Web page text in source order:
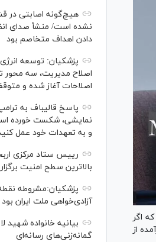
اگر
از
هیچ‌گونه اصابتی در
نشده است/ منشأ صدای
دادن اهداف متخاصم بود
پزشکیان: توسعه
اصلاح مدیریت، سه محور
اصلاحات آغاز شده و
پاسخ قالیباف به
نمایشی، شکست خورده
و به تعهدات خود عمل
بالاترین سطح امنیت
پزشکیان:مشروطه
آزادی‌خواهی ملت ایران بود
بیانیه خانواده شهید
گمانه‌زنی‌های رسانه‌ای